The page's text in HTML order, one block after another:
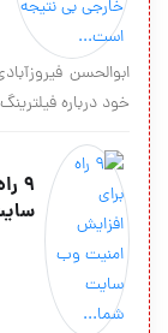
ابوالحسن
خود درباره
9